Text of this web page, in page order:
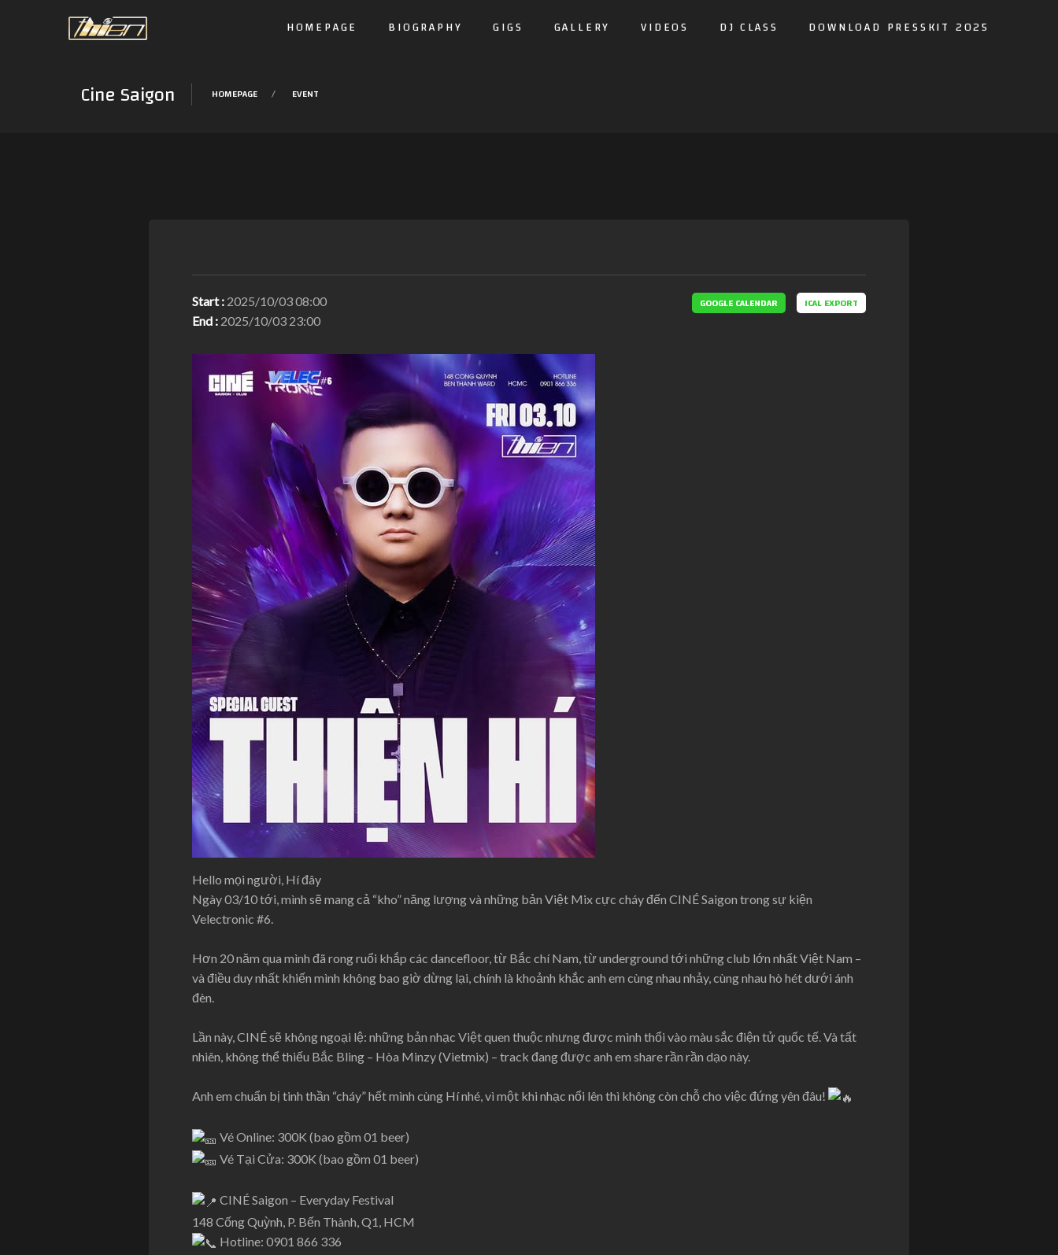
HOMEPAGE BIOGRAPHY GIGS GALLERY VIDEOS DJ CLASS DOWNLOAD PRESSKIT 2025
Cine Saigon HOMEPAGE EVENT
GOOGLE CALENDAR ICAL EXPORT
Start :2025/10/03 08:00
End :2025/10/03 23:00
Hello mọi người, Hí đây
Ngày 03/10 tới, mình sẽ mang cả “kho” năng lượng và những bản Việt Mix cực cháy đến CINÉ Saigon trong sự kiện
Velectronic #6.
Hơn 20 năm qua mình đã rong ruổi khắp các dancefloor, từ Bắc chí Nam, từ underground tới những club lớn nhất Việt Nam –
và điều duy nhất khiến mình không bao giờ dừng lại, chính là khoảnh khắc anh em cùng nhau nhảy, cùng nhau hò hét dưới ánh
đèn.
Lần này, CINÉ sẽ không ngoại lệ: những bản nhạc Việt quen thuộc nhưng được mình thổi vào màu sắc điện tử quốc tế. Và tất
nhiên, không thể thiếu Bắc Bling – Hòa Minzy (Vietmix) – track đang được anh em share rần rần dạo này.
Anh em chuẩn bị tinh thần “cháy” hết mình cùng Hí nhé, vì một khi nhạc nổi lên thì không còn chỗ cho việc đứng yên đâu!
Vé Online: 300K (bao gồm 01 beer)
Vé Tại Cửa: 300K (bao gồm 01 beer)
CINÉ Saigon – Everyday Festival
148 Cống Quỳnh, P. Bến Thành, Q1, HCM
Hotline: 0901 866 336